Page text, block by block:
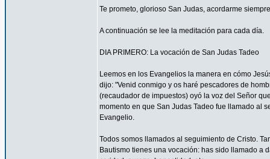
Te prometo, glorioso San Judas, acordarme
A continuación se lee la meditación para cada día.
DIA PRIMERO: La vocación de San Judas Tadeo
Leemos en los Evangelios la manera en cómo
dijo: "Venid conmigo y os haré pescadores de
(recaudador de impuestos) oyó la voz del Señor
momento en que San Judas Tadeo fue llamado al
Evangelio.
Todos somos llamados al seguimiento de Cristo.
Bautismo tienes una vocación: has sido llamado a